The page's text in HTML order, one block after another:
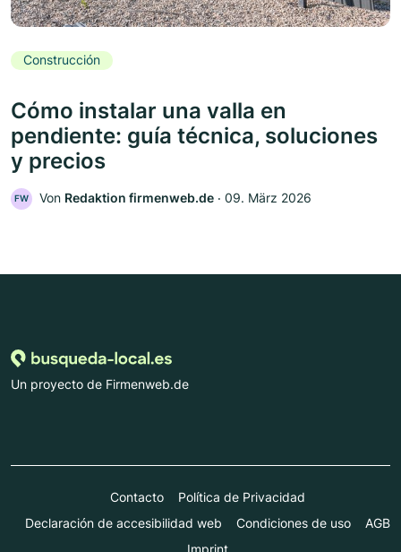
Construcción
Cómo instalar una valla en
pendiente: guía técnica, soluciones
y precios
FW Von Redaktion firmenweb.de ‧ 09. März 2026
Un proyecto de Firmenweb.de
Contacto
Política de Privacidad
Declaración de accesibilidad web
Condiciones de uso
AGB
Imprint